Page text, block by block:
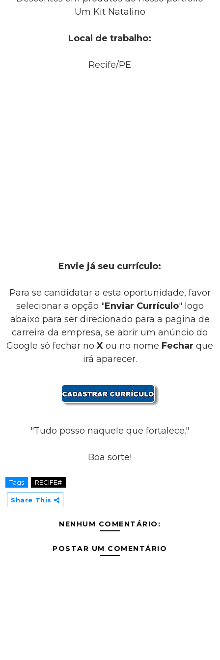
Um Kit Natalino
Local de trabalho:
Recife/PE
Envie já seu currículo:
Para se candidatar a esta oportunidade, favor
selecionar a opção "Enviar Currículo" logo
abaixo para ser direcionado para a pagina de
carreira da empresa, se abrir um anúncio do
Google só fechar noXou no nome Fecharque
irá aparecer.
"Tudo posso naquele que fortalece."
Boa sorte!
Tags RECIFE#
Share This
NENHUM COMENTÁRIO:
POSTAR UM COMENTÁRIO